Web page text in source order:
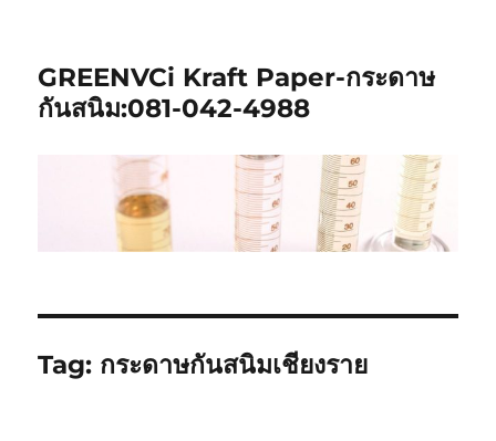
GREENVCi Kraft Paper-กระดาษ
กันสนิม:081-042-4988
Tag: กระดาษกันสนิมเชียงราย